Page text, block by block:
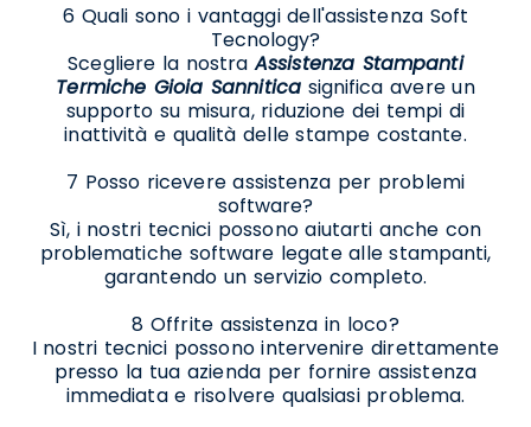
6 Quali sono i vantaggi dell'assistenza Soft
Tecnology?
Scegliere la nostraAssistenza Stampanti
Termiche Gioia Sanniticasignifica avere un
supporto su misura, riduzione dei tempi di
inattività e qualità delle stampe costante.
7 Posso ricevere assistenza per problemi
software?
Sì, i nostri tecnici possono aiutarti anche con
problematiche software legate alle stampanti,
garantendo un servizio completo.
8 Offrite assistenza in loco?
I nostri tecnici possono intervenire direttamente
presso la tua azienda per fornire assistenza
immediata e risolvere qualsiasi problema.